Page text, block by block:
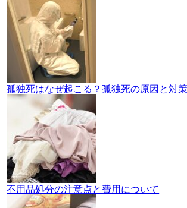
孤独死はなぜ起こる？孤独死の原因と対
不用品処分の注意点と費用について